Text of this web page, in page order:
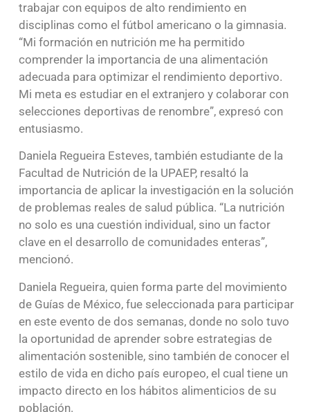
trabajar con equipos de alto rendimiento en
disciplinas como el fútbol americano o la gimnasia.
“Mi formación en nutrición me ha permitido
comprender la importancia de una alimentación
adecuada para optimizar el rendimiento deportivo.
Mi meta es estudiar en el extranjero y colaborar con
selecciones deportivas de renombre”, expresó con
entusiasmo.
Daniela Regueira Esteves, también estudiante de la
Facultad de Nutrición de la UPAEP, resaltó la
importancia de aplicar la investigación en la solución
de problemas reales de salud pública. “La nutrición
no solo es una cuestión individual, sino un factor
clave en el desarrollo de comunidades enteras”,
mencionó.
Daniela Regueira, quien forma parte del movimiento
de Guías de México, fue seleccionada para participar
en este evento de dos semanas, donde no solo tuvo
la oportunidad de aprender sobre estrategias de
alimentación sostenible, sino también de conocer el
estilo de vida en dicho país europeo, el cual tiene un
impacto directo en los hábitos alimenticios de su
población.